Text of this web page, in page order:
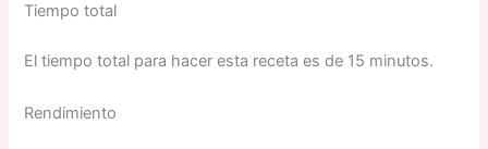
Tiempo total
El tiempo total para hacer esta receta es de 15 minutos.
Rendimiento